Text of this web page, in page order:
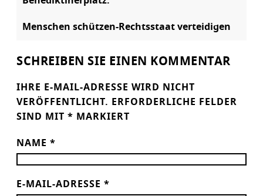
Menschen schützen-Rechtsstaat verteidigen
SCHREIBEN SIE EINEN KOMMENTAR
IHRE E-MAIL-ADRESSE WIRD NICHT
VERÖFFENTLICHT.
ERFORDERLICHE FELDER
SIND MIT * MARKIERT
NAME *
E-MAIL-ADRESSE *